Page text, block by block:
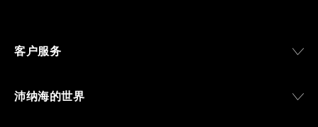
客户服务
沛纳海的世界